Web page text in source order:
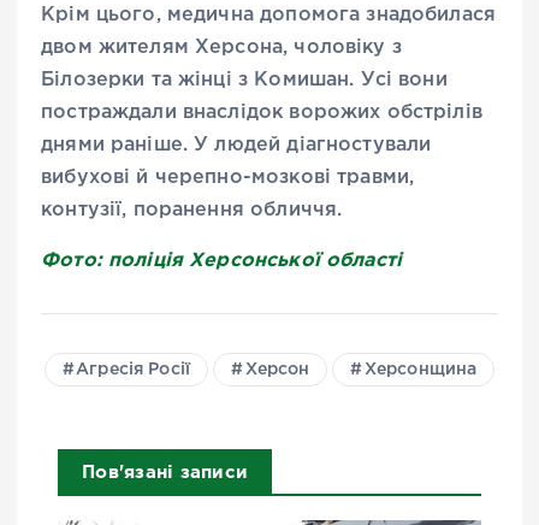
Крім цього, медична допомога знадобилася
двом жителям Херсона, чоловіку з
Білозерки та жінці з Комишан. Усі вони
постраждали внаслідок ворожих обстрілів
днями раніше. У людей діагностували
вибухові й черепно-мозкові травми,
контузії, поранення обличчя.
Фото: поліція Херсонської області
Агресія Росії Херсон Херсонщина
Пов'язані записи